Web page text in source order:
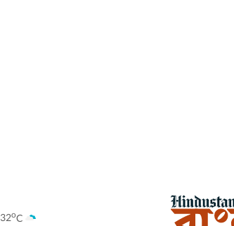
32oC